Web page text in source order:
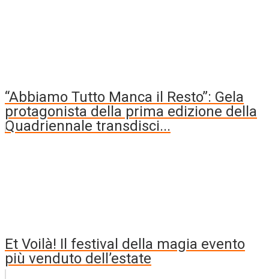
“Abbiamo Tutto Manca il Resto”: Gela
protagonista della prima edizione della
Quadriennale transdisci...
Et Voilà! Il festival della magia evento
più venduto dell’estate